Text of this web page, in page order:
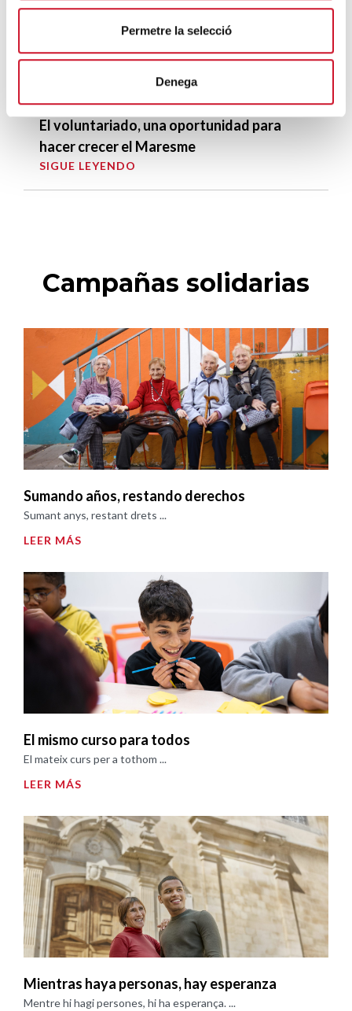
Permetre la selecció
Denega
La campana que canvia vides
El voluntariado, una oportunidad para
hacer crecer el Maresme
SIGUE LEYENDO
Campañas solidarias
Sumando años, restando derechos
Sumant anys, restant drets ...
LEER MÁS
El mismo curso para todos
El mateix curs per a tothom ...
LEER MÁS
Mientras haya personas, hay esperanza
Mentre hi hagi persones, hi ha esperança. ...